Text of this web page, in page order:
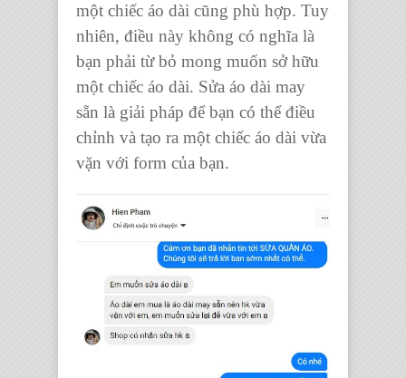
một chiếc áo dài cũng phù hợp. Tuy
nhiên, điều này không có nghĩa là
bạn phải từ bỏ mong muốn sở hữu
một chiếc áo dài. Sửa áo dài may
sẵn là giải pháp để bạn có thể điều
chỉnh và tạo ra một chiếc áo dài vừa
vặn với form của bạn.